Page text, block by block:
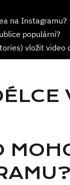
na Instagramu?
populární?
vložit video